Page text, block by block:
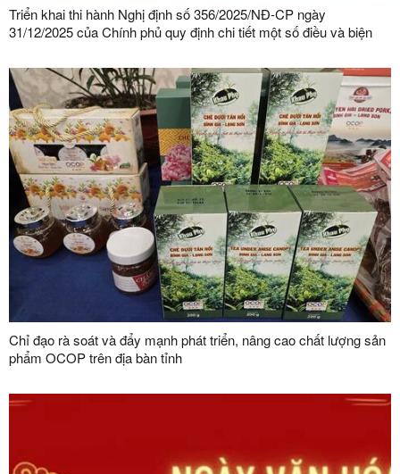
Triển khai thi hành Nghị định số 356/2025/NĐ-CP ngày
31/12/2025 của Chính phủ quy định chi tiết một số điều và biện
Sơn
Chỉ đạo rà soát và đẩy mạnh phát triển, nâng cao chất lượng sản
phẩm OCOP trên địa bàn tỉnh